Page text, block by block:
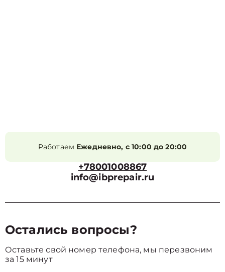
Работаем Ежедневно, с 10:00 до 20:00
+78001008867
info@ibprepair.ru
Остались вопросы?
Оставьте свой номер телефона, мы перезвоним
за 15 минут